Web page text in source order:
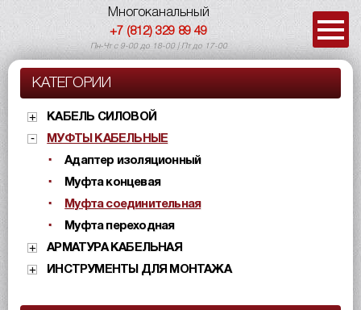
Многоканальный
+7 (812) 329 89 49
Пн-Чт с 9-00 до 18-00 | Пт до 17-00
КАТЕГОРИИ
КАБЕЛЬ СИЛОВОЙ
МУФТЫ КАБЕЛЬНЫЕ
Адаптер изоляционный
Муфта концевая
Муфта соединительная
Муфта переходная
АРМАТУРА КАБЕЛЬНАЯ
ИНСТРУМЕНТЫ ДЛЯ МОНТАЖА